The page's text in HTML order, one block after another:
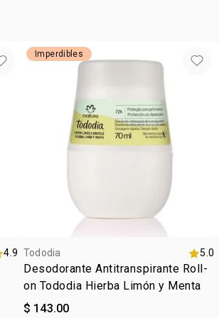
4.9
Imperdibles
Tododia 5.0
Desodorante Antitranspirante Roll-
on Tododia Hierba Limón y Menta
$ 143.00